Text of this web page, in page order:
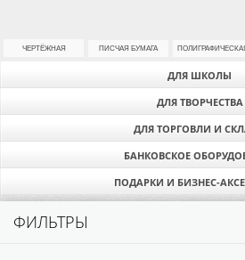
ДЛЯ ШКОЛЫ
ДЛЯ ТВОРЧЕСТВА
ДЛЯ ТОРГОВЛИ И
БАНКОВСКОЕ
ПОДАРКИ И БИЗНЕС-
ЧЕРТЁЖНАЯ ПИСЧАЯ БУМАГА
ФИЛЬТРЫ